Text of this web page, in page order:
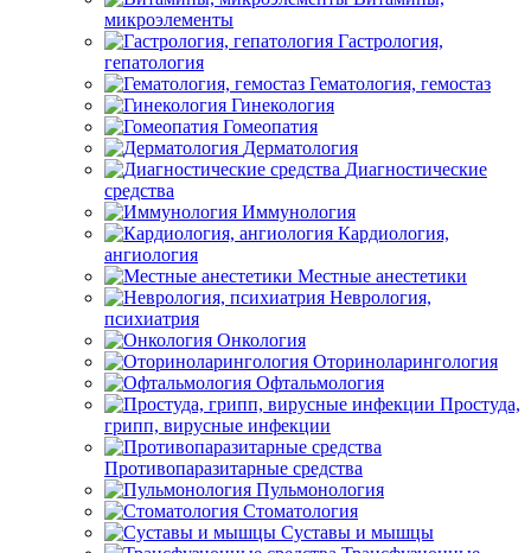
микроэлементы
Гастрология,
гепатология
Гематология, гемостаз
Гинекология
Гомеопатия
Дерматология
Диагностические
средства
Иммунология
Кардиология,
ангиология
Местные анестетики
Неврология,
психиатрия
Онкология
Оториноларингология
Офтальмология
Простуда,
грипп, вирусные инфекции
Противопаразитарные средства
Пульмонология
Стоматология
Суставы и мышцы